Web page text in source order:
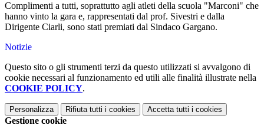
Complimenti a tutti, soprattutto agli atleti della scuola "Marconi" che
hanno vinto la gara e, rappresentati dal prof. Sivestri e dalla
Dirigente Ciarli, sono stati premiati dal Sindaco Gargano.
Notizie
Questo sito o gli strumenti terzi da questo utilizzati si avvalgono di
cookie necessari al funzionamento ed utili alle finalità illustrate nella
COOKIE POLICY.
Personalizza Rifiuta tutti i cookies Accetta tutti i cookies
Gestione cookie